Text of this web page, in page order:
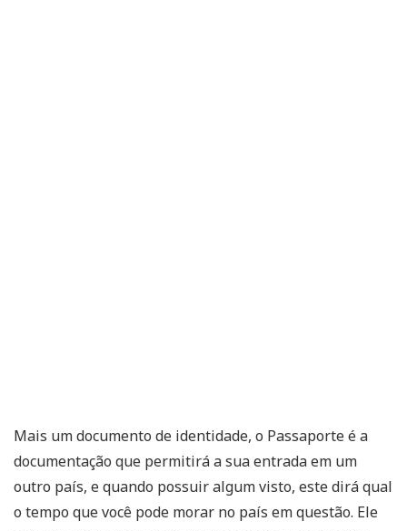
Mais um documento de identidade, o Passaporte é a
documentação que permitirá a sua entrada em um
outro país, e quando possuir algum visto, este dirá qual
o tempo que você pode morar no país em questão. Ele